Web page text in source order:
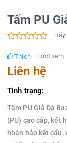
Tấm PU
Thích Lượt xem:
Liên hệ
Tình trạng:
Tấm PU Giả Đá
(PU) cao cấp, kết
hoàn hảo kết